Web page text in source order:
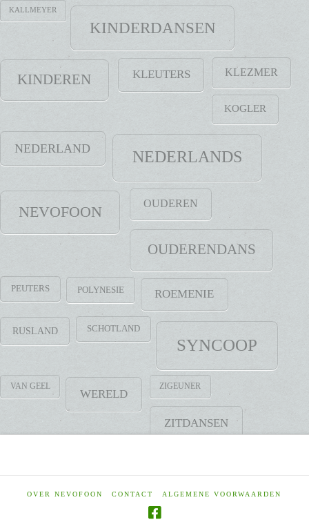
KALLMEYER
KINDERDANSEN
KINDEREN KLEUTERS KLEZMER
KOGLER
NEDERLAND NEDERLANDS
NEVOFOON OUDEREN
OUDERENDANS
PEUTERS POLYNESIE ROEMENIE
RUSLAND SCHOTLAND
SYNCOOP
VAN GEEL
WERELD
ZIGEUNER
ZITDANSEN
OVER NEVOFOON CONTACT ALGEMENE VOORWAARDEN